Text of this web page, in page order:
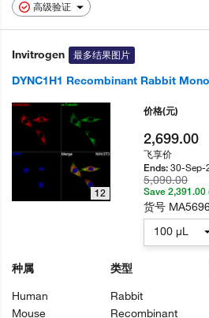
高级验证
Invitrogen 最多结果图片
DYNC1H1 Recombinant Rabbit
12
种属
Human
Mouse
类型
Rabbit
Recombinant
价格(元)
2,699.00
飞享价
Ends:30-Sep-
5,090.00
Save 2,391.00
货号
100 µL